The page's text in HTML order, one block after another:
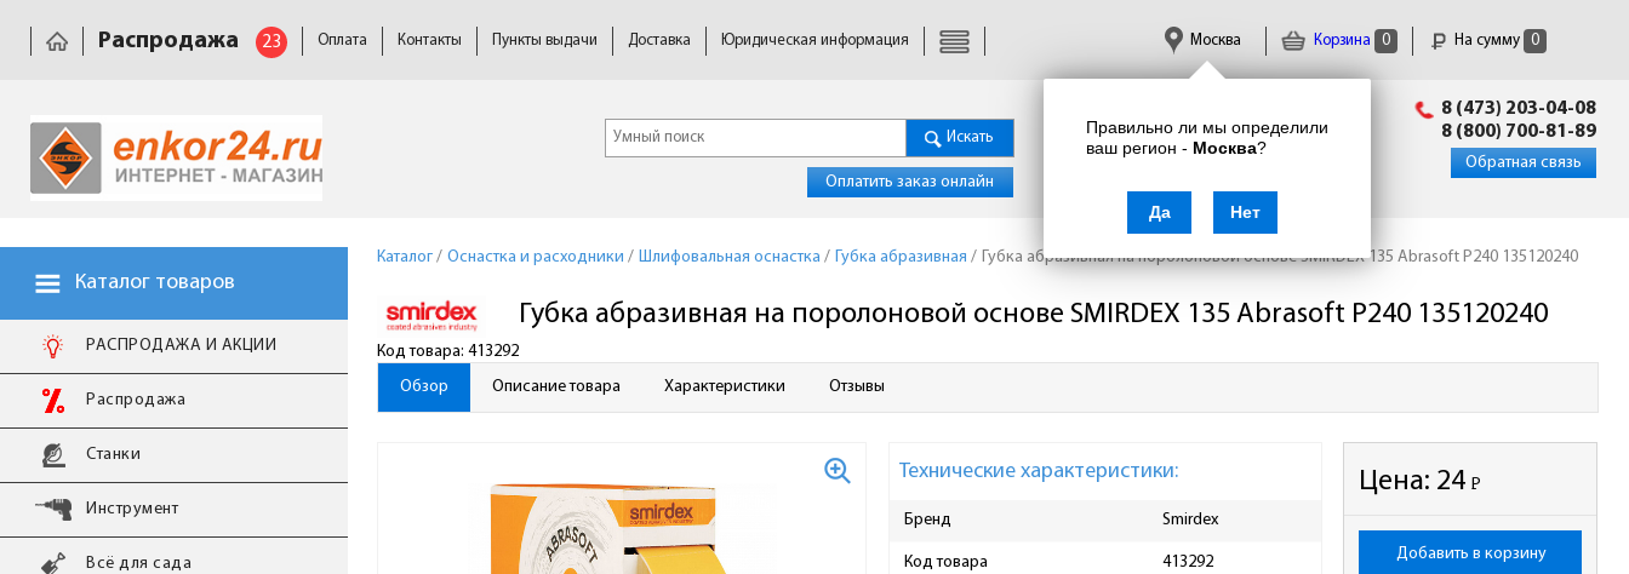
Корзина 0 На сумму 0
Правильно ли мы определили
ваш регион - Москва?
Да Нет
Москва
Распродажа 23 Оплата Контакты Пункты выдачи Доставка Юридическая информация
Искать
Оплатить заказ онлайн
info@enkor24.ru
8 (473) 203-04-08
8 (800) 700-81-89
Обратная связь
Каталог товаров
РАСПРОДАЖА И АКЦИИ
Распродажа
Станки
Инструмент
Всё для сада
Каталог / Оснастка и расходники / Шлифовальная оснастка / Губка абразивная / Губка абразивная на поролоновой основе SMIRDEX 135 Abrasoft P240 135120240
Код товара: 413292
Губка абразивная на поролоновой основе SMIRDEX 135 Abrasoft P240 135120240
Обзор Описание товара Характеристики Отзывы
Технические характеристики:
Бренд Smirdex
Код товара 413292 Масса брутто, кг
Цена: 24Р
-
Добавить в корзину